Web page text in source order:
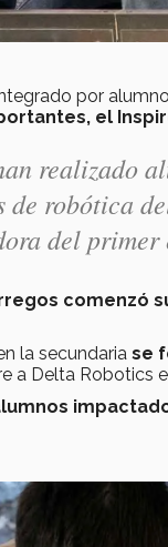
por
el
realizado
robótica
del primer
comenzó
la secundaria se
a Delta Robotics